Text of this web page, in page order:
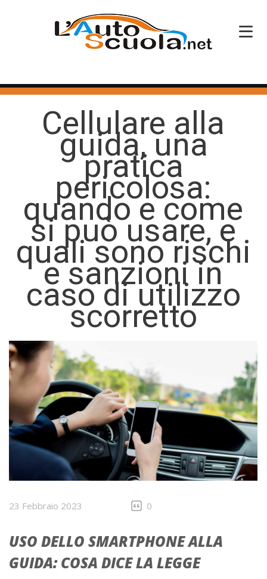
HOME
CORSI PATENTE
CORSI PROFESSIONALI
PERCHÉ SCEGLIERCI
BLOG
CONTATTI
Cellulare alla
guida, una
pratica
pericolosa:
quando e come
si può usare, e
quali sono rischi
e sanzioni in
caso di utilizzo
scorretto
23 Febbraio 2023 0
USO DELLO SMARTPHONE ALLA
GUIDA: COSA DICE LA LEGGE